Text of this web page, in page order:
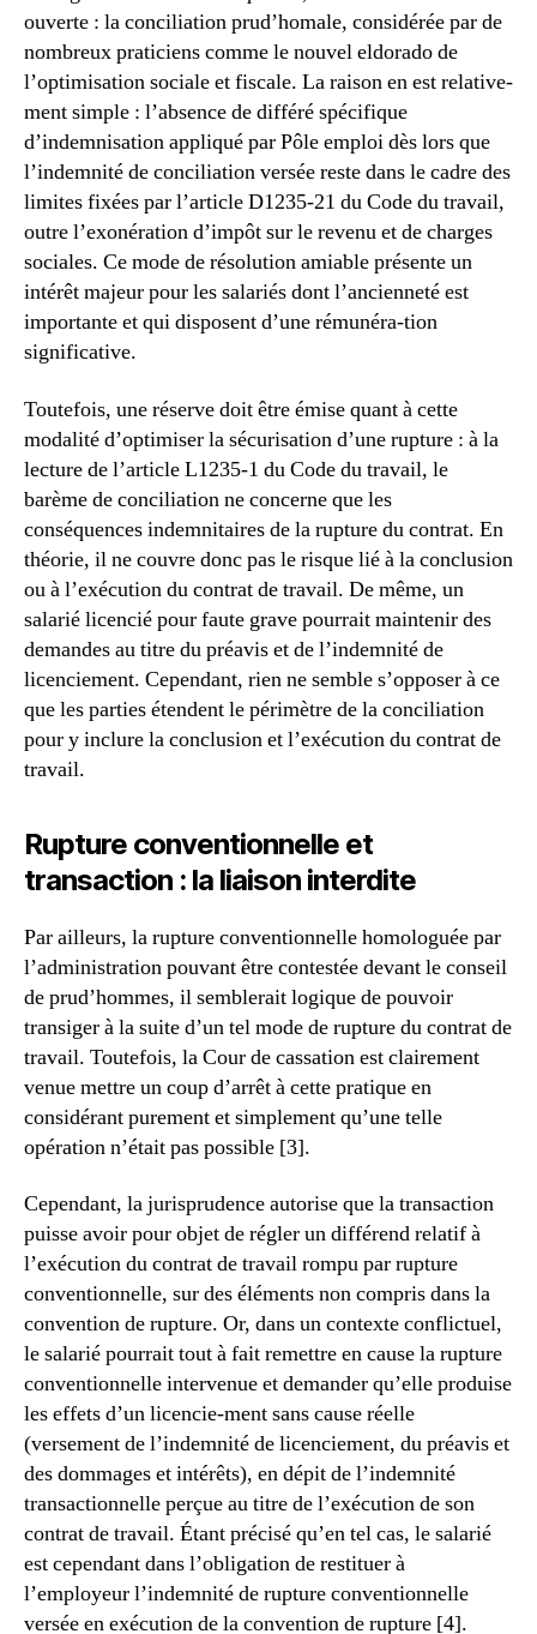
ouverte : la conciliation prud’homale, considérée par de
nombreux praticiens comme le nouvel eldorado de
l’optimisation sociale et fiscale. La raison en est relative-
ment simple : l’absence de différé spécifique
d’indemnisation appliqué par Pôle emploi dès lors que
l’indemnité de conciliation versée reste dans le cadre des
limites fixées par l’article D1235-21 du Code du travail,
outre l’exonération d’impôt sur le revenu et de charges
sociales. Ce mode de résolution amiable présente un
intérêt majeur pour les salariés dont l’ancienneté est
importante et qui disposent d’une rémunéra-tion
significative.
Toutefois, une réserve doit être émise quant à cette
modalité d’optimiser la sécurisation d’une rupture : à la
lecture de l’article L1235-1 du Code du travail, le
barème de conciliation ne concerne que les
conséquences indemnitaires de la rupture du contrat. En
théorie, il ne couvre donc pas le risque lié à la conclusion
ou à l’exécution du contrat de travail. De même, un
salarié licencié pour faute grave pourrait maintenir des
demandes au titre du préavis et de l’indemnité de
licenciement. Cependant, rien ne semble s’opposer à ce
que les parties étendent le périmètre de la conciliation
pour y inclure la conclusion et l’exécution du contrat de
travail.
Rupture conventionnelle et
transaction : la liaison interdite
Par ailleurs, la rupture conventionnelle homologuée par
l’administration pouvant être contestée devant le conseil
de prud’hommes, il semblerait logique de pouvoir
transiger à la suite d’un tel mode de rupture du contrat de
travail. Toutefois, la Cour de cassation est clairement
venue mettre un coup d’arrêt à cette pratique en
considérant purement et simplement qu’une telle
opération n’était pas possible [3].
Cependant, la jurisprudence autorise que la transaction
puisse avoir pour objet de régler un différend relatif à
l’exécution du contrat de travail rompu par rupture
conventionnelle, sur des éléments non compris dans la
convention de rupture. Or, dans un contexte conflictuel,
le salarié pourrait tout à fait remettre en cause la rupture
conventionnelle intervenue et demander qu’elle produise
les effets d’un licencie-ment sans cause réelle
(versement de l’indemnité de licenciement, du préavis et
des dommages et intérêts), en dépit de l’indemnité
transactionnelle perçue au titre de l’exécution de son
contrat de travail. Étant précisé qu’en tel cas, le salarié
est cependant dans l’obligation de restituer à
l’employeur l’indemnité de rupture conventionnelle
versée en exécution de la convention de rupture [4].